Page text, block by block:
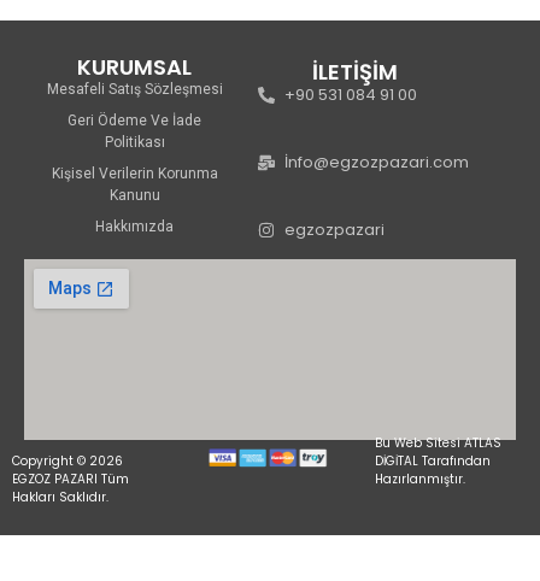
KURUMSAL
Mesafeli Satış Sözleşmesi
Geri Ödeme Ve İade
Politikası
Kişisel Verilerin Korunma
Kanunu
Hakkımızda
İLETİŞİM
+90 531 084 91 00
İnfo@egzozpazari.com
egzozpazari
Copyright © 2026
EGZOZ PAZARI Tüm
Hakları Saklıdır.
Bu Web Sitesi ATLAS
DİGİTAL Tarafından
Hazırlanmıştır.